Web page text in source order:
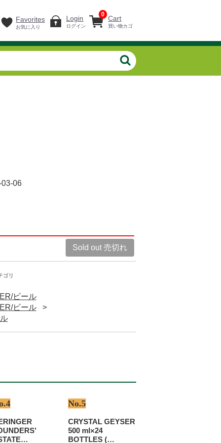
Cart
買い物カゴ
0
Favorites
お気に入り
Login
ログイン
06
Sold out 売切れ
ゴリ
ビール
ビール
No.5
CRYSTAL GEYSER
500 ml×24
BOTTLES (